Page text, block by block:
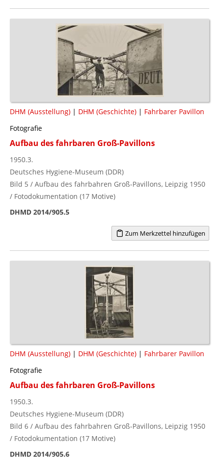
DHM (Ausstellung) | DHM (Geschichte) | Fahrbarer Pavillon
Fotografie
Aufbau des fahrbaren Groß-Pavillons
1950.3.
Deutsches Hygiene-Museum (DDR)
Bild 5 / Aufbau des fahrbahren Groß-Pavillons, Leipzig 1950
/ Fotodokumentation (17 Motive)
DHMD 2014/905.5
Zum Merkzettel hinzufügen
DHM (Ausstellung) | DHM (Geschichte) | Fahrbarer Pavillon
Fotografie
Aufbau des fahrbaren Groß-Pavillons
1950.3.
Deutsches Hygiene-Museum (DDR)
Bild 6 / Aufbau des fahrbahren Groß-Pavillons, Leipzig 1950
/ Fotodokumentation (17 Motive)
DHMD 2014/905.6